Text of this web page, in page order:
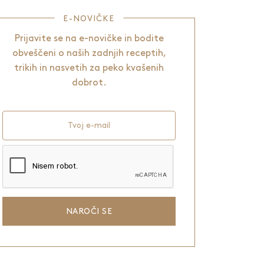
E-NOVIČKE
Prijavite se na e-novičke in bodite
obveščeni o naših zadnjih receptih,
trikih in nasvetih za peko kvašenih
dobrot.
Tvoj e-mail
NAROČI SE